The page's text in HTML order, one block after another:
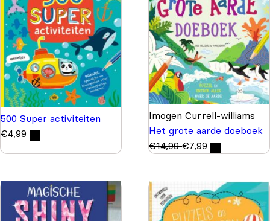
500 Super activiteiten
€4,99
Imogen Currell-williams
Het grote aarde doeboek
€14,99 €7,99